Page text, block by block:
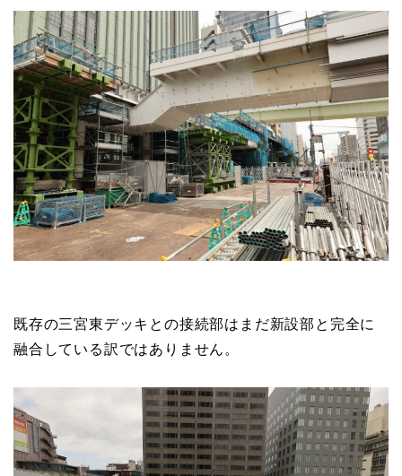
既存の三宮東デッキとの接続部はまだ新設部と完全に
融合している訳ではありません。